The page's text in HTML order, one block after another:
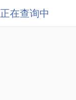
正在查询中